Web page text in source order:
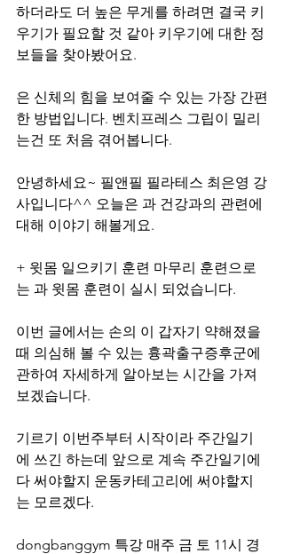
하더라도 더 높은 무게를 하려면 결국 키
우기가 필요할 것 같아 키우기에 대한 정
보들을 찾아봤어요.
은 신체의 힘을 보여줄 수 있는 가장 간편
한 방법입니다. 벤치프레스 그립이 밀리
는건 또 처음 겪어봅니다.
안녕하세요~ 필앤필 필라테스 최은영 강
사입니다^^ 오늘은 과 건강과의 관련에
대해 이야기 해볼게요.
+ 윗몸 일으키기 훈련 마무리 훈련으로
는 과 윗몸 훈련이 실시 되었습니다.
이번 글에서는 손의 이 갑자기 약해졌을
때 의심해 볼 수 있는 흉곽출구증후군에
관하여 자세하게 알아보는 시간을 가져
보겠습니다.
기르기 이번주부터 시작이라 주간일기
에 쓰긴 하는데 앞으로 계속 주간일기에
다 써야할지 운동카테고리에 써야할지
는 모르겠다.
dongbanggym 특강 매주 금 토 11시 경